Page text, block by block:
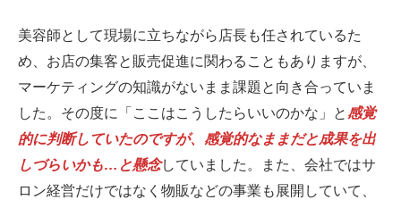
美容師として現場に立ちながら店長も任されているた
め、お店の集客と販売促進に関わることもありますが、
マーケティングの知識がないまま課題と向き合っていま
した。その度に「ここはこうしたらいいのかな」と 感覚
的に判断していたのですが、感覚的なままだと成果を出
しづらいかも…と懸念していました。また、会社ではサ
ロン経営だけではなく物販などの事業も展開していて、